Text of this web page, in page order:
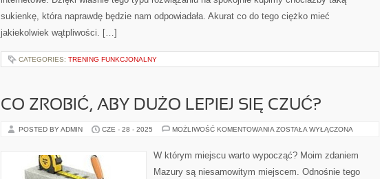
sukienkę, która naprawdę będzie nam odpowiadała. Akurat co do tego ciężko mieć
jakiekolwiek wątpliwości. […]
CATEGORIES: TRENING FUNKCJONALNY
CO ZROBIĆ, ABY DUŻO LEPIEJ SIĘ CZUĆ?
POSTED BY ADMIN CZE - 28 - 2025 MOŻLIWOŚĆ KOMENTOWANIA CO
DUŻO
LEPIEJ
CZUĆ?
ZOSTAŁA WYŁĄCZONA
W którym miejscu warto wypocząć? Moim zdaniem
Mazury są niesamowitym miejscem. Odnośnie tego